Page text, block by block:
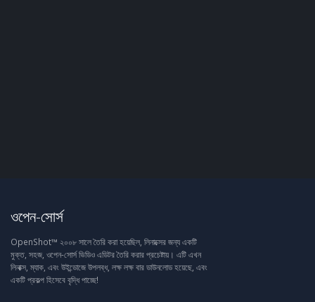
ওপেন-সোর্স
OpenShot™ ২০০৮ সালে তৈরি করা হয়েছিল, লিনাক্সের জন্য একটি
মুক্ত, সহজ, ওপেন-সোর্স ভিডিও এডিটর তৈরি করার প্রচেষ্টায়। এটি এখন
লিনাক্স, ম্যাক, এবং উইন্ডোজে উপলব্ধ, লক্ষ লক্ষ বার ডাউনলোড হয়েছে, এবং
একটি প্রকল্প হিসেবে বৃদ্ধি পাচ্ছে!